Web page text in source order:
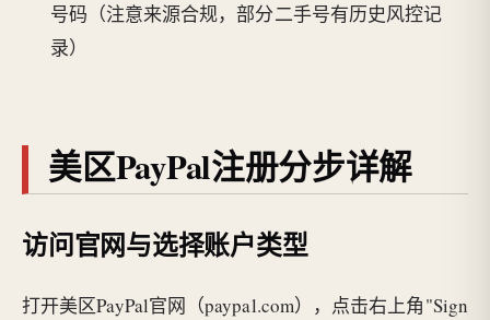
号码（注意来源合规，部分二手号有历史风控记
录）
美区PayPal注册分步详解
访问官网与选择账户类型
打开美区PayPal官网（paypal.com），点击右上角"Sign